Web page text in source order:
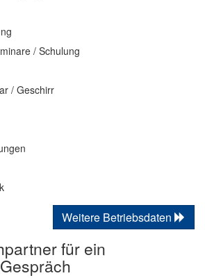
/ Schulung
/ Geschirr
Weitere Betriebsdaten
für ein